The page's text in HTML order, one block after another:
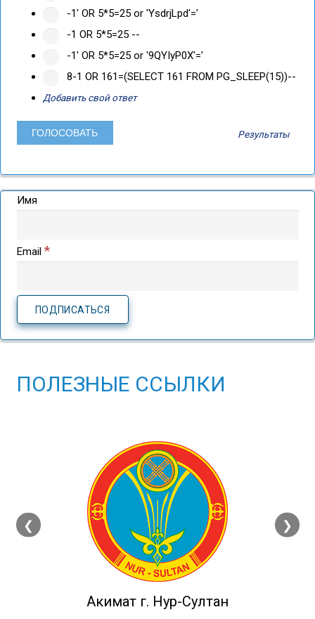
-1' OR 5*5=25 or 'YsdrjLpd'='
-1 OR 5*5=25 --
-1' OR 5*5=25 or '9QYIyP0X'='
8-1 OR 161=(SELECT 161 FROM PG_SLEEP(15))--
Добавить свой ответ
Результаты
Имя
Email *
ПОЛЕЗНЫЕ ССЫЛКИ
❮
Акимат г. Нур-Султан
❯